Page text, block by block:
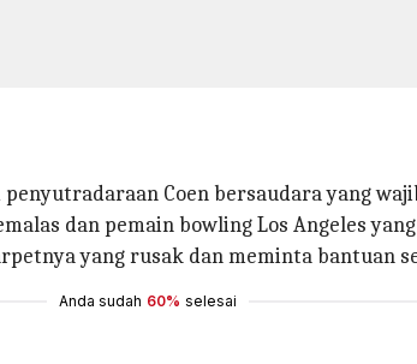
Coen bersaudara yang
dan pemain bowling Los Angeles
yang rusak dan meminta bantuan
Anda sudah 60% selesai